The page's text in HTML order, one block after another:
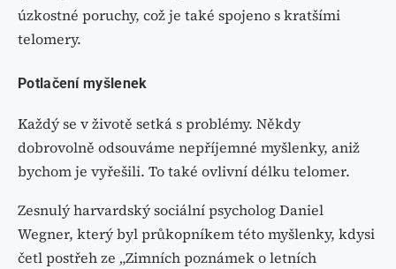
úzkostné poruchy, což je také spojeno s kratšími
telomery.
Potlačení myšlenek
Každý se v životě setká s problémy. Někdy
dobrovolně odsouváme nepříjemné myšlenky, aniž
bychom je vyřešili. To také ovlivní délku telomer.
Zesnulý harvardský sociální psycholog Daniel
Wegner, který byl průkopníkem této myšlenky, kdysi
četl postřeh ze „Zimních poznámek o letních